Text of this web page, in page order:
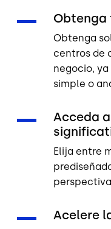
Obtenga
Obtenga
centros de
negocio,
simple o
Acceda
Elija entre
Acelere